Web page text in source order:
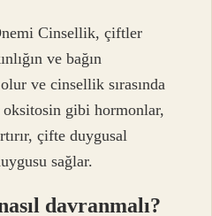
Cinsellik, çiftler
ve bağın
ve cinsellik sırasında
oksitosin gibi hormonlar,
çifte duygusal
sağlar.
davranmalı?